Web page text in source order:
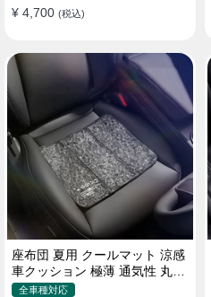
¥ 4,700 (税込)
座布団 夏用 クールマット 涼感
車クッション 極薄 通気性 丸洗
いOK すずしい
全車種対応